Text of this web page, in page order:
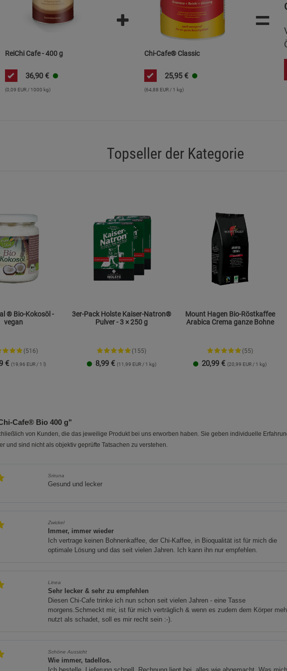
ReiChi Cafe - 400 g
36,90 €
(0,09 EUR / 1000 kg)
Chi-Cafe® Classic
25,95 €
(64,88 EUR / 1 kg)
=
Topseller der Kategorie
-
vegan
(516)
€ (19,96 EUR / 1 l)
3er-Pack Holste Kaiser-Natron®
Pulver - 3 × 250 g
(155)
8,99 € (11,99 EUR / 1 kg)
Mount Hagen Bio-Röstkaffee
Arabica Crema ganze Bohne
(55)
20,99 € (20,99 EUR / 1 kg)
Cafe® Bio 400 g"
von Kunden, die das jeweilige Produkt bei uns erworben haben. Sie geben individuelle
und sind nicht als objektiv geprüfte Tatsachen zu verstehen.
Sriruna
Gesund und lecker
Zwickel
Immer, immer wieder
Ich vertrage keinen Bohnenkaffee, der Chi-Kaffee, in Bioqualität ist für mich die
optimale Lösung und das seit vielen Jahren. Ich kann ihn nur empfehlen.
Linea
Sehr lecker & sehr zu empfehlen
Diesen Chi-Cafe trinke ich nun schon seit vielen Jahren - eine Tasse
morgens.Schmeckt mir, ist für mich verträglich & wenn es zudem dem Körper
nutzt als schadet, soll es mir recht sein :-).
Schöne Aussicht
Wie immer, tadellos.
Marketing Cookies (3) Marketing
Beschreibung Marketing Cookies
Cookie-Informationenanzeigen